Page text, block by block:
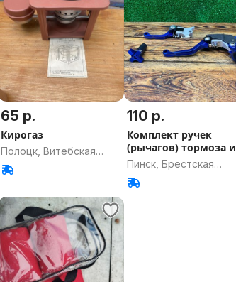
65 р.
Кирогаз
Полоцк, Витебская
область
110 р.
Комплект ручек
(рычагов) тормоза и
сцесцепления
Пинск, Брестская
область